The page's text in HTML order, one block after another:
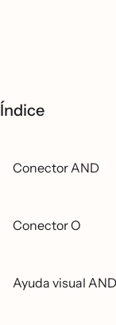
Índice
Conector AND
Conector O
Ayuda visual